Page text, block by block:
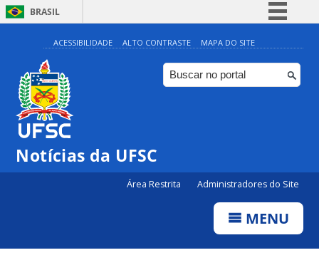
BRASIL
Simplifique!
Comunica BR
Participe
ACESSIBILIDADE ALTO CONTRASTE MAPA DO SITE
Notícias da UFSC
Área Restrita Administradores do Site
MENU